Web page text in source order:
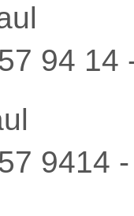
94 14
9414